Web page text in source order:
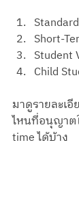
Short-
Student
Child
มาดูรายละเ
ไหนที่อนุญาต
time ได้บ้าง